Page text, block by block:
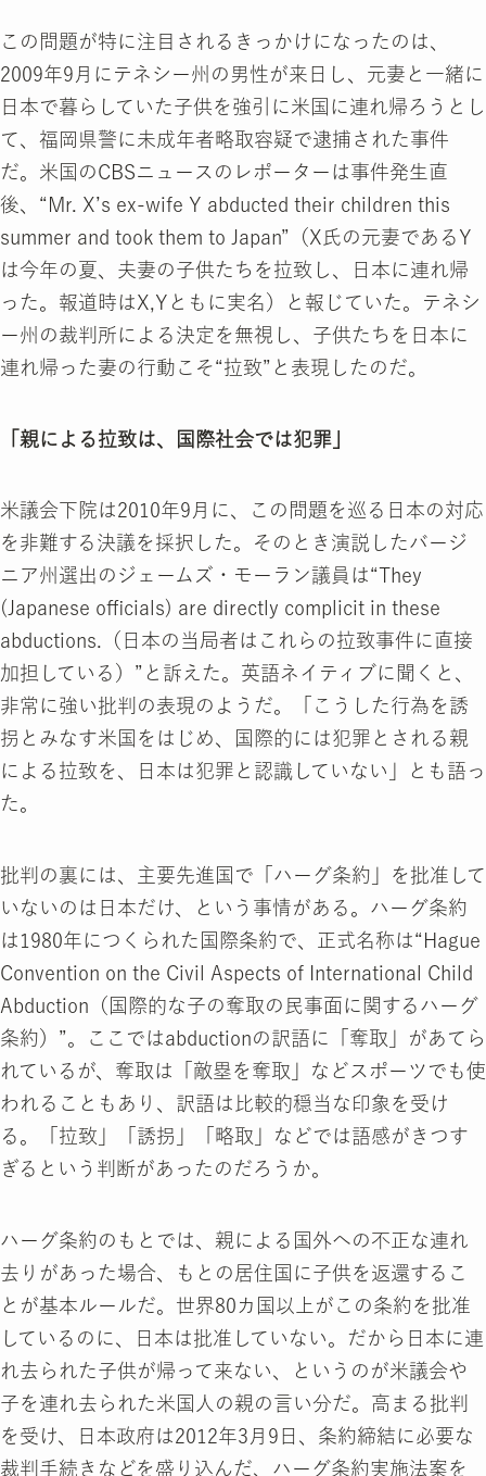
この問題が特に注目されるきっかけになったのは、
2009年9月にテネシー州の男性が来日し、元妻と一緒に
日本で暮らしていた子供を強引に米国に連れ帰ろうとし
て、福岡県警に未成年者略取容疑で逮捕された事件
だ。米国のCBSニュースのレポーターは事件発生直
後、“Mr. X’s ex-wife Y abducted their children this
summer and took them to Japan”（X氏の元妻であるY
は今年の夏、夫妻の子供たちを拉致し、日本に連れ帰
った。報道時はX,Yともに実名）と報じていた。テネシ
ー州の裁判所による決定を無視し、子供たちを日本に
連れ帰った妻の行動こそ“拉致”と表現したのだ。
「親による拉致は、国際社会では犯罪」
米議会下院は2010年9月に、この問題を巡る日本の対応
を非難する決議を採択した。そのとき演説したバージ
ニア州選出のジェームズ・モーラン議員は“They
(Japanese officials) are directly complicit in these
abductions.（日本の当局者はこれらの拉致事件に直接
加担している）”と訴えた。英語ネイティブに聞くと、
非常に強い批判の表現のようだ。「こうした行為を誘
拐とみなす米国をはじめ、国際的には犯罪とされる親
による拉致を、日本は犯罪と認識していない」とも語っ
た。
批判の裏には、主要先進国で「ハーグ条約」を批准して
いないのは日本だけ、という事情がある。ハーグ条約
は1980年につくられた国際条約で、正式名称は“Hague
Convention on the Civil Aspects of International Child
Abduction（国際的な子の奪取の民事面に関するハーグ
条約）”。ここではabductionの訳語に「奪取」があてら
れているが、奪取は「敵塁を奪取」などスポーツでも使
われることもあり、訳語は比較的穏当な印象を受け
る。「拉致」「誘拐」「略取」などでは語感がきつす
ぎるという判断があったのだろうか。
ハーグ条約のもとでは、親による国外への不正な連れ
去りがあった場合、もとの居住国に子供を返還するこ
とが基本ルールだ。世界80カ国以上がこの条約を批准
しているのに、日本は批准していない。だから日本に連
れ去られた子供が帰って来ない、というのが米議会や
子を連れ去られた米国人の親の言い分だ。高まる批判
を受け、日本政府は2012年3月9日、条約締結に必要な
裁判手続きなどを盛り込んだ、ハーグ条約実施法案を